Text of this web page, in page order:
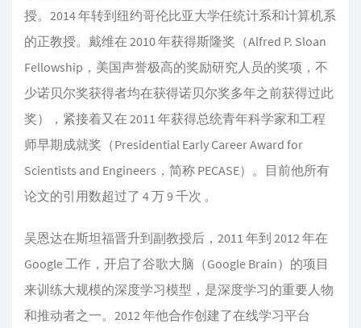
授。2014 年转到纽约哥伦比亚大学任统计系和计算机系
的正教授。戴维在 2010 年获得斯隆奖（Alfred P. Sloan
Fellowship，美国声誉极高的奖励研究人员的奖项，不
少诺贝尔奖获得者均在获得诺贝尔奖多年之前获得过此
奖），紧接着又在 2011 年获得总统青年科学家和工程
师早期成就奖（Presidential Early Career Award for
Scientists and Engineers，简称 PECASE）。目前他所有
论文的引用数超过了 4 万 9 千次 。
吴恩达在斯坦福晋升到副教授后，2011 年到 2012 年在
Google 工作，开启了谷歌大脑（Google Brain）的项目
来训练大规模的深度学习模型，是深度学习的重要人物
和推动者之一。2012 年他合作创建了在线学习平台